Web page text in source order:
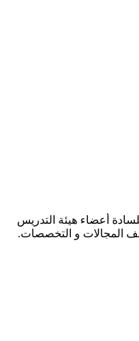
أعضاء هيئة التدريس
المجالات و التخصصات.